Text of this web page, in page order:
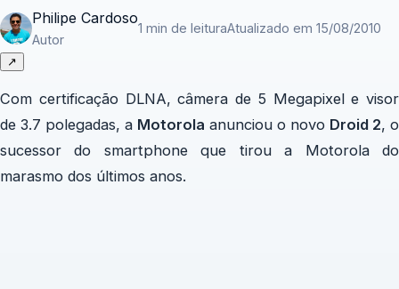
Philipe Cardoso
Autor
1 min de leituraAtualizado em 15/08/2010
↗
Com certificação DLNA, câmera de 5 Megapixel e visor
de 3.7 polegadas, a Motorola anunciou o novo Droid 2, o
sucessor do smartphone que tirou a Motorola do
marasmo dos últimos anos.